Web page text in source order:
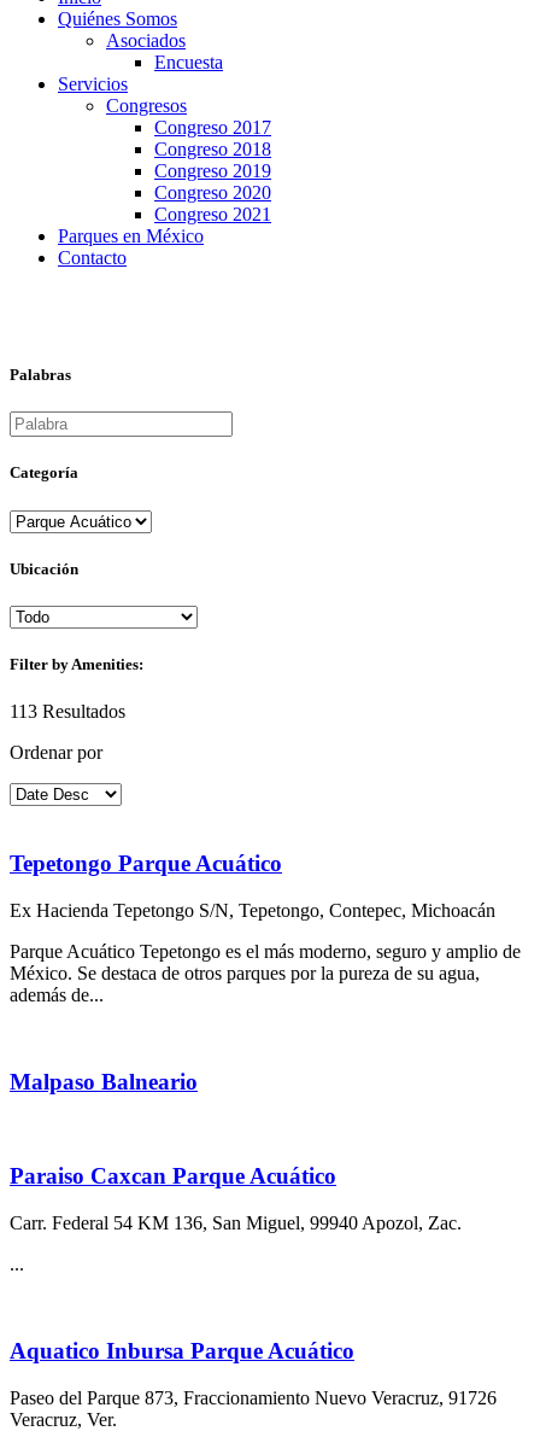
Quiénes Somos
Asociados
Encuesta
Servicios
Congresos
Congreso 2017
Congreso 2018
Congreso 2019
Congreso 2020
Congreso 2021
Parques en México
Contacto
Palabras
Categoría
Ubicación
Filter by Amenities:
113 Resultados
Ordenar por
Tepetongo Parque Acuático
Ex Hacienda Tepetongo S/N, Tepetongo, Contepec, Michoacán
Parque Acuático Tepetongo es el más moderno, seguro y amplio de
México. Se destaca de otros parques por la pureza de su agua,
además de...
Malpaso Balneario
Paraiso Caxcan Parque Acuático
Carr. Federal 54 KM 136, San Miguel, 99940 Apozol, Zac.
...
Aquatico Inbursa Parque Acuático
Paseo del Parque 873, Fraccionamiento Nuevo Veracruz, 91726
Veracruz, Ver.